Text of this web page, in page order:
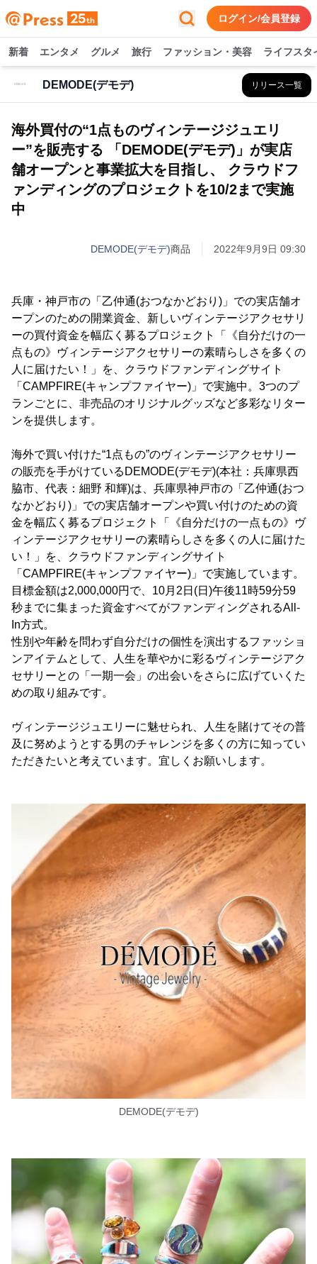
ログイン/会員登録
新着 エンタメ グルメ 旅行 ファッション・美容 ライフスタ
DEMODE(デモデ) リリース一覧
海外買付の“1点ものヴィンテージジュエリ
ー”を販売する 「DEMODE(デモデ)」が実店
舗オープンと事業拡大を目指し、 クラウドフ
ァンディングのプロジェクトを10/2まで実施
中
DEMODE(デモデ)商品 2022年9月9日 09:30
兵庫・神戸市の「乙仲通(おつなかどおり)」での実店舗オ
ープンのための開業資金、新しいヴィンテージアクセサリ
ーの買付資金を幅広く募るプロジェクト「《自分だけの一
点もの》ヴィンテージアクセサリーの素晴らしさを多くの
人に届けたい！」を、クラウドファンディングサイト
「CAMPFIRE(キャンプファイヤー)」で実施中。3つのプ
ランごとに、非売品のオリジナルグッズなど多彩なリター
ンを提供します。
海外で買い付けた“1点もの”のヴィンテージアクセサリー
の販売を手がけているDEMODE(デモデ)(本社：兵庫県西
脇市、代表：細野 和輝)は、兵庫県神戸市の「乙仲通(おつ
なかどおり)」での実店舗オープンや買い付けのための資
金を幅広く募るプロジェクト「《自分だけの一点もの》ヴ
ィンテージアクセサリーの素晴らしさを多くの人に届けた
い！」を、クラウドファンディングサイト
「CAMPFIRE(キャンプファイヤー)」で実施しています。
目標金額は2,000,000円で、10月2日(日)午後11時59分59
秒までに集まった資金すべてがファンディングされるAll-
In方式。
性別や年齢を問わず自分だけの個性を演出するファッショ
ンアイテムとして、人生を華やかに彩るヴィンテージアク
セサリーとの「一期一会」の出会いをさらに広げていくた
めの取り組みです。
ヴィンテージジュエリーに魅せられ、人生を賭けてその普
及に努めようとする男のチャレンジを多くの方に知ってい
ただきたいと考えています。宜しくお願いします。
DEMODE(デモデ)